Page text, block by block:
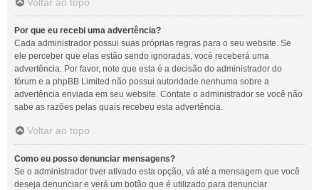
Por que eu recebi uma advertência?
Cada administrador possui suas próprias regras para o seu website. Se
ele perceber que elas estão sendo ignoradas, você receberá uma
advertência. Por favor, note que esta é a decisão do administrador do
fórum e a phpBB Limited não possui autoridade nenhuma sobre a
advertência enviada em seu website. Contate o administrador se você não
sabe as razões pelas quais recebeu esta advertência.
Voltar ao topo
Como eu posso denunciar mensagens?
Se o administrador tiver ativado esta opção, vá até a mensagem que você
deseja denunciar e verá um botão que é utilizado para denunciar